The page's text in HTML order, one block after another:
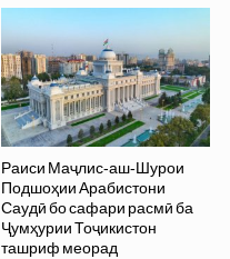
Раиси Маҷлис-аш-Шурои
Подшоҳии Арабистони
Саудӣ бо сафари расмӣ ба
Ҷумҳурии Тоҷикистон
ташриф меорад